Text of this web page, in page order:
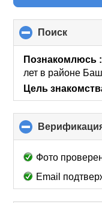
Поиск
to
Познакомлюсь
лет в районе
Цель
Фото
Email